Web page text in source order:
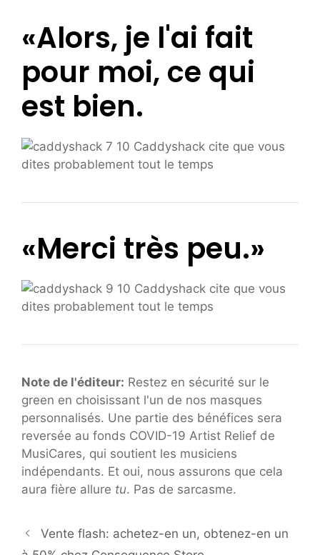
«Alors, je l'ai fait
pour moi, ce qui
est bien.
«Merci très peu.»
Note de l'éditeur: Restez en sécurité sur le
green en choisissant l'un de nos masques
personnalisés. Une partie des bénéfices sera
reversée au fonds COVID-19 Artist Relief de
MusiCares, qui soutient les musiciens
indépendants. Et oui, nous assurons que cela
aura fière allure tu. Pas de sarcasme.
Vente flash: achetez-en un, obtenez-en un